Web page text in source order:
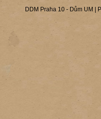
DDM Praha 10 - Dům UM |